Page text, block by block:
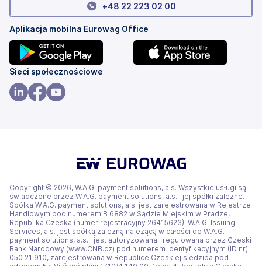
+48 22 223 02 00
Aplikacja mobilna Eurowag Office
(otwiera
się
w
Sieci społecznościowe
Copyright © 2026, W.A.G. payment solutions, a.s. Wszystkie usługi są
świadczone przez W.A.G. payment solutions, a.s. i jej spółki zależne.
Spółka W.A.G. payment solutions, a.s. jest zarejestrowana w Rejestrze
Handlowym pod numerem B 6882 w Sądzie Miejskim w Pradze,
Republika Czeska (numer rejestracyjny 26415623). W.A.G. Issuing
Services, a.s. jest spółką zależną należącą w całości do W.A.G.
payment solutions, a.s. i jest autoryzowana i regulowana przez Czeski
Bank Narodowy (www.CNB.cz) pod numerem identyfikacyjnym (ID nr):
050 21 910, zarejestrowana w Republice Czeskiej siedziba pod